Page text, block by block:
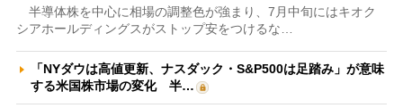
半導体株を中心に相場の調整色が強まり、7月中旬にはキオク
シアホールディングスがストップ安をつけるな…
「NYダウは高値更新、ナスダック・S&P500は足踏み」が意味
する米国株市場の変化 半…